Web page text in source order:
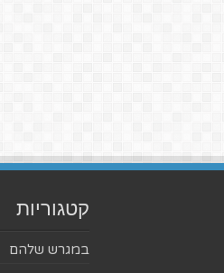
קטגוריות
במגרש שלהם